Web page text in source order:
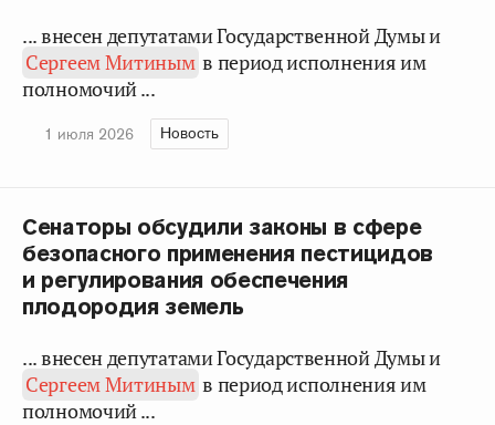
... внесен депутатами Государственной Думы и
Сергеем Митиным в период исполнения им
полномочий ...
1 июля 2026 Новость
Сенаторы обсудили законы в сфере
безопасного применения пестицидов
и регулирования обеспечения
плодородия земель
... внесен депутатами Государственной Думы и
Сергеем Митиным в период исполнения им
полномочий ...